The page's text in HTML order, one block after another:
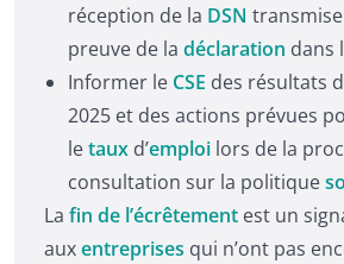
réception de la DSN
preuve de la déclaration dans
Informer le CSE des résultats
2025 et des actions prévues
letaux d’emploi lors de la
consultation sur la politique
La fin de l’écrêtement est un
auxentreprises qui n’ont pas